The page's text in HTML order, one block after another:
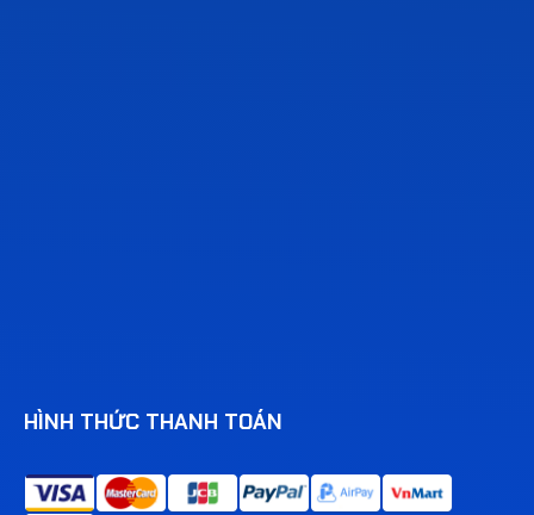
HÌNH THỨC THANH TOÁN